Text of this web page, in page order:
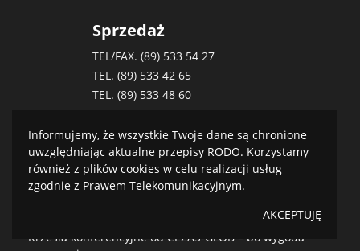
Sprzedaż
TEL/FAX. (89) 533 54 27
TEL. (89) 533 42 65
TEL. (89) 533 48 60
e-mail:biuro@cezasglob.pl
e-mail:handlowy@cezasglob.pl
BLOG
Krzesła konferencyjne od CEZAS-GLOB – bo wygoda
Informujemy, że wszystkie Twoje dane są chronione
uwzględniając aktualne przepisy RODO. Korzystamy
również z plików cookies w celu realizacji usług
zgodnie z Prawem Telekomunikacyjnym.
AKCEPTUJĘ